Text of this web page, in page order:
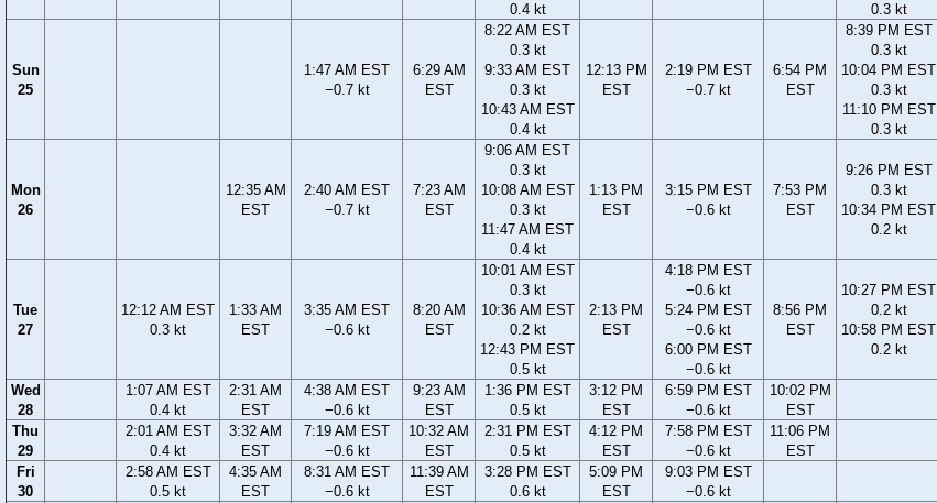
0.4 kt
0.3 kt
Sun
25
1:47 AM EST
−0.7 kt
6:29 AM
EST
8:22 AM EST
0.3 kt
9:33 AM EST
0.3 kt
10:43 AM EST
0.4 kt
12:13 PM
EST
2:19 PM EST
−0.7 kt
6:54 PM
EST
8:39 PM EST
0.3 kt
10:04 PM EST
0.3 kt
11:10 PM EST
0.3 kt
Mon
26
12:35 AM
EST
2:40 AM EST
−0.7 kt
7:23 AM
EST
9:06 AM EST
0.3 kt
10:08 AM EST
0.3 kt
11:47 AM EST
0.4 kt
1:13 PM
EST
3:15 PM EST
−0.6 kt
7:53 PM
EST
9:26 PM EST
0.3 kt
10:34 PM EST
0.2 kt
Tue
27
12:12 AM EST
0.3 kt
1:33 AM
EST
3:35 AM EST
−0.6 kt
8:20 AM
EST
10:01 AM EST
0.3 kt
10:36 AM EST
0.2 kt
12:43 PM EST
0.5 kt
2:13 PM
EST
4:18 PM EST
−0.6 kt
5:24 PM EST
−0.6 kt
6:00 PM EST
−0.6 kt
8:56 PM
EST
10:27 PM EST
0.2 kt
10:58 PM EST
0.2 kt
Wed
28
1:07 AM EST
0.4 kt
2:31 AM
EST
4:38 AM EST
−0.6 kt
9:23 AM
EST
1:36 PM EST
0.5 kt
3:12 PM
EST
6:59 PM EST
−0.6 kt
10:02 PM
EST
Thu
29
2:01 AM EST
0.4 kt
3:32 AM
EST
7:19 AM EST
−0.6 kt
10:32 AM
EST
2:31 PM EST
0.5 kt
4:12 PM
EST
7:58 PM EST
−0.6 kt
11:06 PM
EST
Fri
30
2:58 AM EST
0.5 kt
4:35 AM
EST
8:31 AM EST
−0.6 kt
11:39 AM
EST
3:28 PM EST
0.6 kt
5:09 PM
EST
9:03 PM EST
−0.6 kt